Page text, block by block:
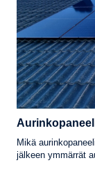
Mikä
jälkeen ymmärrät